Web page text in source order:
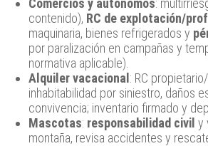
Comercios y autónomos:
contenido), RC de explotación/
maquinaria, bienes refrigerados y
por paralización en campañas y
normativa aplicable).
Alquiler vacacional : RC
inhabitabilidad por siniestro, daños
convivencia; inventario firmado y
Mascotas: responsabilidad civil y
montaña, revisa accidentes y